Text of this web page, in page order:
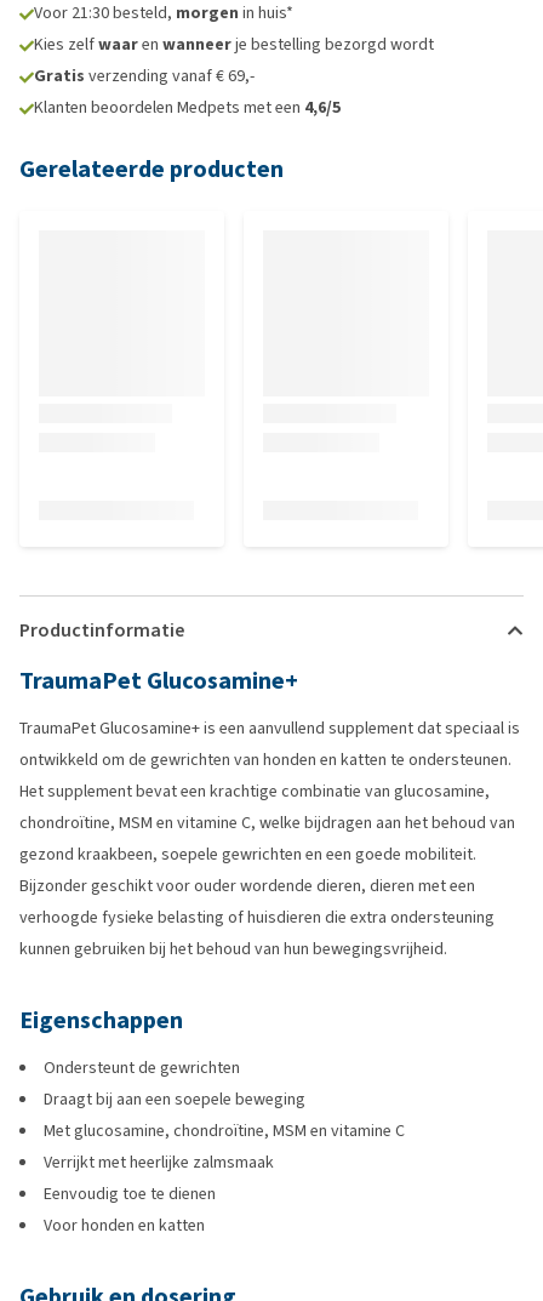
Voor 21:30 besteld, morgen in huis*
Kies zelfwaaren wanneerje bestelling bezorgd wordt
Gratis verzending vanaf € 69,-
Klanten beoordelen Medpets met een 4,6/5
Gerelateerde producten
Productinformatie
TraumaPet Glucosamine+
TraumaPet Glucosamine+ is een aanvullend supplement dat speciaal is
ontwikkeld om de gewrichten van honden en katten te ondersteunen.
Het supplement bevat een krachtige combinatie van glucosamine,
chondroïtine, MSM en vitamine C, welke bijdragen aan het behoud van
gezond kraakbeen, soepele gewrichten en een goede mobiliteit.
Bijzonder geschikt voor ouder wordende dieren, dieren met een
verhoogde fysieke belasting of huisdieren die extra ondersteuning
kunnen gebruiken bij het behoud van hun bewegingsvrijheid.
Eigenschappen
Ondersteunt de gewrichten
Draagt bij aan een soepele beweging
Met glucosamine, chondroïtine, MSM en vitamine C
Verrijkt met heerlijke zalmsmaak
Eenvoudig toe te dienen
Voor honden en katten